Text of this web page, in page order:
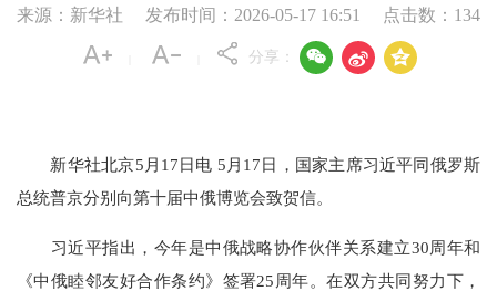
来源：新华社 发布时间：2026-05-17 16:51 点击数： 134
分享：   
新华社北京5月17日电 5月17日，国家主席习近平同俄罗斯
总统普京分别向第十届中俄博览会致贺信。
习近平指出，今年是中俄战略协作伙伴关系建立30周年和
《中俄睦邻友好合作条约》签署25周年。在双方共同努力下，